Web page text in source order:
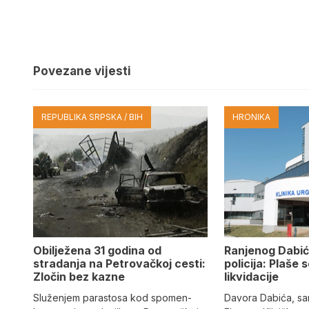
Povezane vijesti
REPUBLIKA SRPSKA / BIH
Obilježena 31 godina od
stradanja na Petrovačkoj cesti:
Zločin bez kazne
Služenjem parastosa kod spomen-
HRONIKA
Ranjenog
policija: Plaše
likvidacije
Davora Dabića,